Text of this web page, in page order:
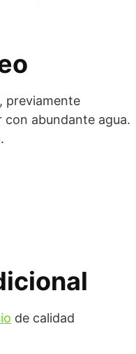
previamente
con abundante agua.
de calidad